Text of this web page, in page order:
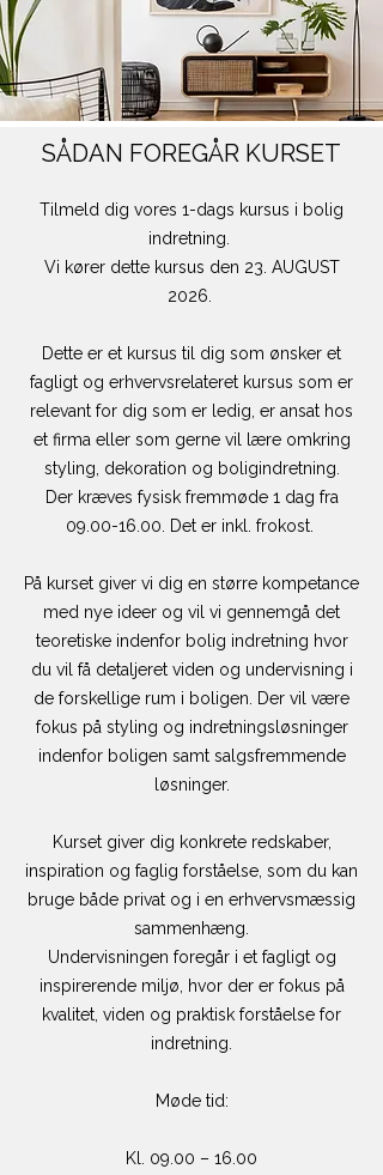
SÅDAN FOREGÅR KURSET
Tilmeld dig vores 1-dags kursus i bolig
indretning.
Vi kører dette kursus den 23. AUGUST
2026.
Dette er et kursus til dig som ønsker et
fagligt og erhvervsrelateret kursus som er
relevant for dig som er ledig, er ansat hos
et firma eller som gerne vil lære omkring
styling, dekoration og boligindretning.
Der kræves fysisk fremmøde 1 dag fra
09.00-16.00 . Det er inkl. frokost.
På kurset giver vi dig en større kompetance
med nye ideer og vil vi gennemgå det
teoretiske indenfor bolig indretning hvor
du vil få detaljeret viden og undervisning i
de forskellige rum i boligen. Der vil være
fokus på styling og indretningsløsninger
indenfor boligen samt salgsfremmende
løsninger.
Kurset giver dig konkrete redskaber,
inspiration og faglig forståelse, som du kan
bruge både privat og i en erhvervsmæssig
sammenhæng.
Undervisningen foregår i et fagligt og
inspirerende miljø, hvor der er fokus på
kvalitet, viden og praktisk forståelse for
indretning.
Møde tid:
Kl. 09.00 – 16.00